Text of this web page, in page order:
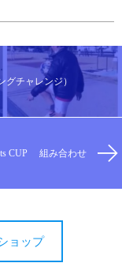
チャレンジ）
CUP 組み合わせ
ョップ